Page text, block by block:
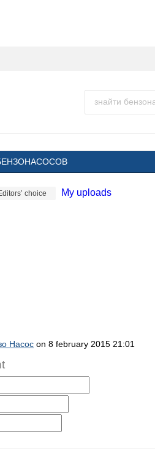
choice My uploads
Насос on 8 february 2015 21:01